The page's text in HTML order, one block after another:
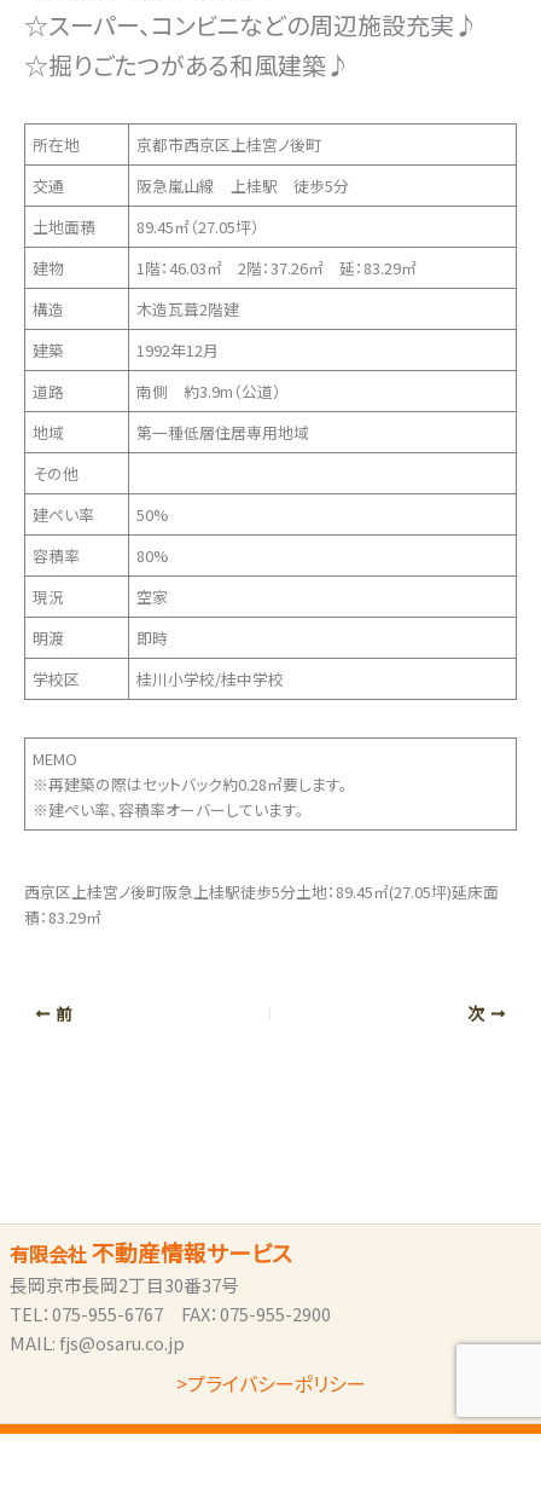
☆スーパー、コンビニなどの周辺施設充実♪
☆掘りごたつがある和風建築♪
所在地
京都市西京区上桂宮ノ後町
交通
阪急嵐山線 上桂駅 徒歩5分
土地面積
89.45㎡（27.05坪）
建物
1階：46.03㎡ 2階：37.26㎡ 延：83.29㎡
構造
木造瓦葺2階建
建築
1992年12月
道路
南側 約3.9m（公道）
地域
第一種低層住居専用地域
その他
建ぺい率
50%
容積率
80%
現況
空家
明渡
即時
学校区
桂川小学校/桂中学校
MEMO
※再建築の際はセットバック約0.28㎡要します。
※建ぺい率、容積率オーバーしています。
西京区上桂宮ノ後町阪急上桂駅徒歩5分土地：89.45㎡(27.05坪)延床面
積：83.29㎡
前 次
有限会社不動産情報サービス
長岡京市長岡2丁目30番37号
TEL：075-955-6767 FAX：075-955-2900
MAIL: fjs@osaru.co.jp
>プライバシーポリシー